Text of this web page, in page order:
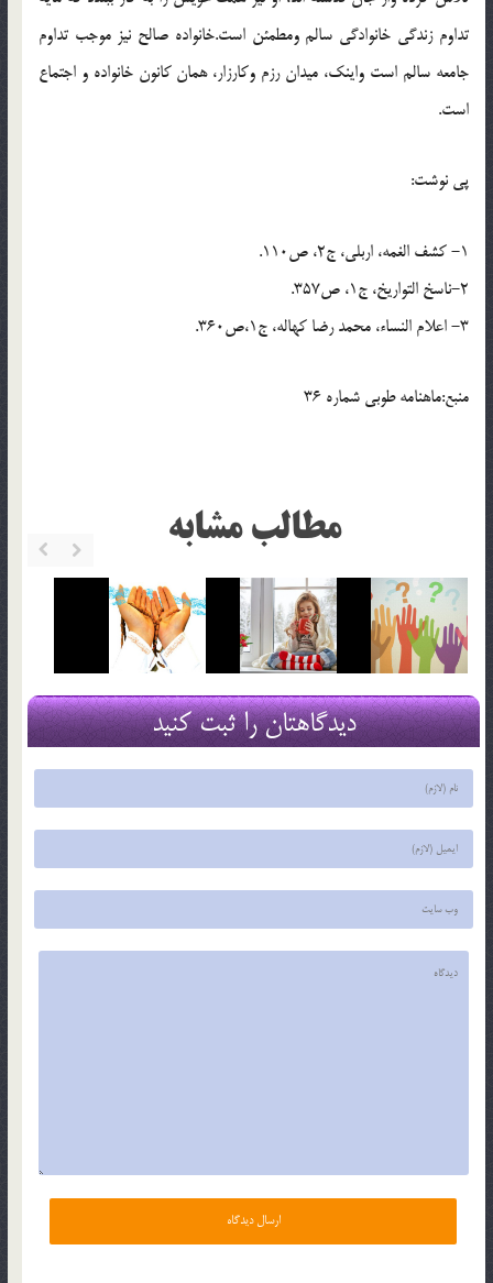
تداوم زندگي خانوادگي سالم ومطمئن است.خانواده صالح نيز موجب تداوم
جامعه سالم است واينک، ميدان رزم وکارزار، همان کانون خانواده و اجتماع
است.
پي نوشت:
1- کشف الغمه، اربلي، ج2، ص110.
2-ناسخ التواريخ، ج1، ص357.
3- اعلام النساء، محمد رضا کهاله، ج1،ص360.
منبع:ماهنامه طوبي شماره 36
مطالب مشابه
دیدگاهتان را ثبت کنید